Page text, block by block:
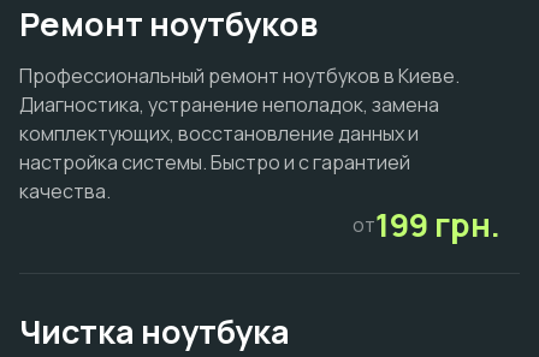
Ремонт ноутбуков
Профессиональный ремонт ноутбуков в Киеве.
Диагностика, устранение неполадок, замена
комплектующих, восстановление данных и
настройка системы. Быстро и с гарантией
качества.
от199 грн.
Чистка ноутбука